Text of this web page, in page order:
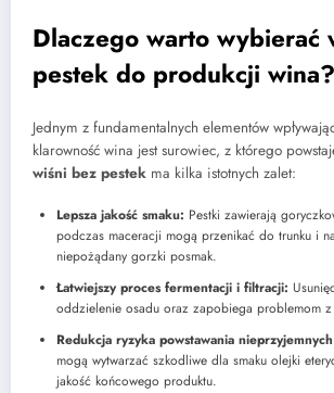
Dlaczego warto wybierać
pestek do produkcji wina?
Jednym z fundamentalnych elementów
klarowność wina jest surowiec, z którego
wiśni bez pestek ma kilka istotnych zalet:
Lepsza jakość smaku: Pestki zawierają
podczas maceracji mogą przenikać do trunku i
niepożądany gorzki posmak.
Łatwiejszy proces fermentacji i filtracji:
oddzielenie osadu oraz zapobiega problemom
Redukcja ryzyka powstawania
mogą wytwarzać szkodliwe dla smaku olejki
jakość końcowego produktu.